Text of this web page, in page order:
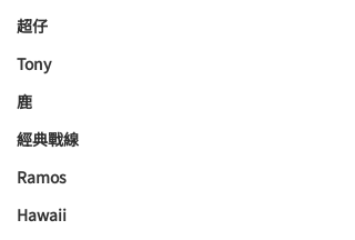
超仔
Tony
鹿
經典戰線
Ramos
Hawaii